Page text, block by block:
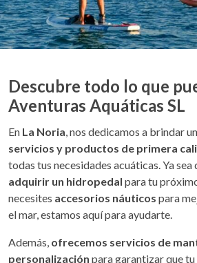
Descubre todo lo que
Aventuras Aquáticas SL
En La Noria, nos dedicamos a brindar
servicios y productos de primera
todas tus necesidades acuáticas. Ya sea
adquirir un hidropedal para tu
necesites accesorios náuticos para
el mar, estamos aquí para ayudarte.
Además, ofrecemos servicios de
personalización para garantizar que tu